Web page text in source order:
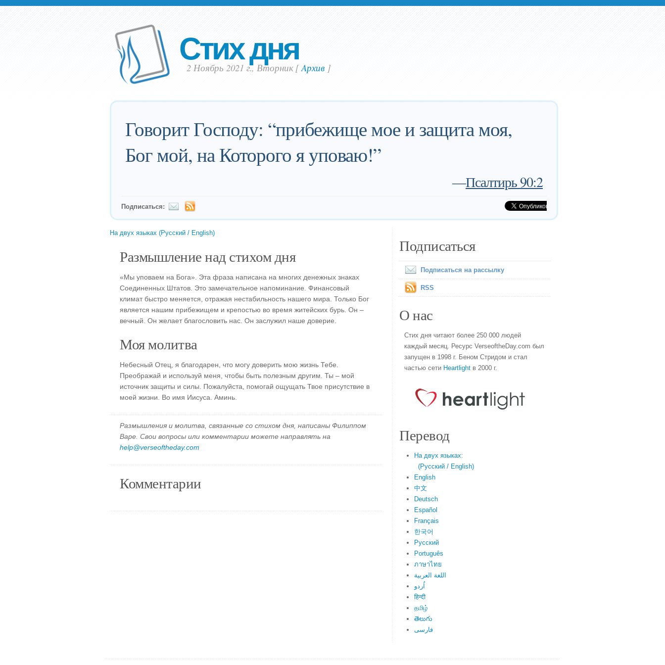
Стих дня
2 Ноябрь 2021 г., Вторник [Aрхив]
Говорит Господу: “прибежище мое и защита моя,
Бог мой, на Которого я уповаю!”
—Псалтирь 90:2
Подписаться:
На двух языках (Русский / English)
Размышление над стихом дня
«Мы уповаем на Бога». Эта фраза написана на многих денежных знаках
Соединенных Штатов. Это замечательное напоминание. Финансовый
климат быстро меняется, отражая нестабильность нашего мира. Только Бог
является нашим прибежищем и крепостью во время житейских бурь. Он –
вечный. Он желает благословить нас. Он заслужил наше доверие.
Моя молитва
Небесный Отец, я благодарен, что могу доверить мою жизнь Тебе.
Преображай и используй меня, чтобы быть полезным другим. Ты – мой
источник защиты и силы. Пожалуйста, помогай ощущать Твое присутствие в
моей жизни. Во имя Иисуса. Аминь.
Размышления и молитва, связанные со стихом дня, написаны Филиппом
Варе. Свои вопросы или комментарии можете направлять на
help@verseoftheday.com
Комментарии
Подписаться
Подписаться на рассылку
RSS
О нас
Стих дня читают более 250 000 людей
каждый месяц. Ресурс VerseoftheDay.com был
запущен в 1998 г. Беном Стридом и стал
частью сети Heartlight в 2000 г.
Перевод
На двух языках:
(Русский / English)
English
中文
Deutsch
Español
Français
한국어
Русский
Português
ภาษาไทย
اللغة العربية
اُردو
हिन्दी
தமிழ்
తెలుగు
فارسی